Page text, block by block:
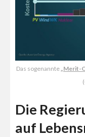
Das sogenannte„Merit-
Die
auf